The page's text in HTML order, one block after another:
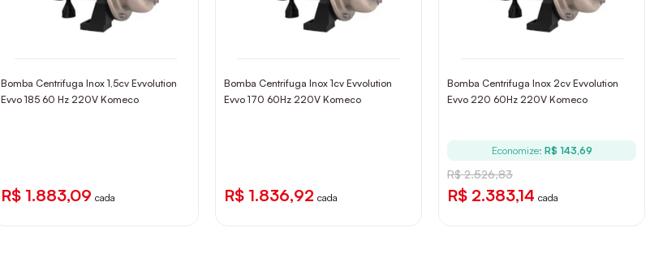
Bomba Centrifuga Inox 1,5cv Evvolution
Evvo 185 60 Hz 220V Komeco
R$ 1.883,09 cada
Bomba Centrifuga Inox 1cv Evvolution
Evvo 170 60Hz 220V Komeco
R$ 1.836,92 cada
Bomba Centrifuga Inox 2cv Evvolution
Evvo 220 60Hz 220V Komeco
Economize: R$ 143,69
R$ 2.526,83
R$ 2.383,14 cada